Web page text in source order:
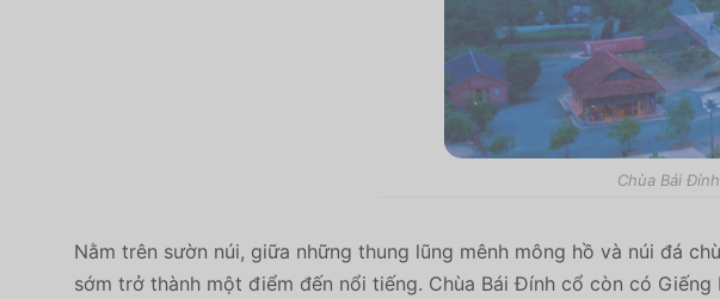
Chùa Bái
Nằm trên sườn núi, giữa những thung lũng mênh mông hồ và núi đá
sớm trở thành một điểm đến nổi tiếng. Chùa Bái Đính cổ còn có